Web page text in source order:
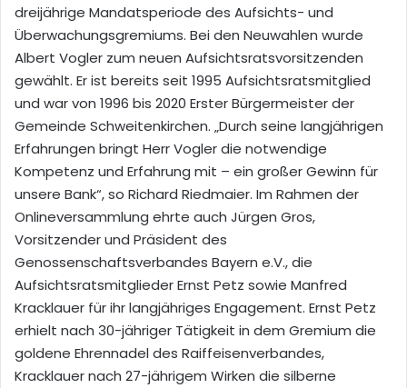
dreijährige Mandatsperiode des Aufsichts- und
Überwachungsgremiums. Bei den Neuwahlen wurde
Albert Vogler zum neuen Aufsichtsratsvorsitzenden
gewählt. Er ist bereits seit 1995 Aufsichtsratsmitglied
und war von 1996 bis 2020 Erster Bürgermeister der
Gemeinde Schweitenkirchen. „Durch seine langjährigen
Erfahrungen bringt Herr Vogler die notwendige
Kompetenz und Erfahrung mit – ein großer Gewinn für
unsere Bank“, so Richard Riedmaier. Im Rahmen der
Onlineversammlung ehrte auch Jürgen Gros,
Vorsitzender und Präsident des
Genossenschaftsverbandes Bayern e.V., die
Aufsichtsratsmitglieder Ernst Petz sowie Manfred
Kracklauer für ihr langjähriges Engagement. Ernst Petz
erhielt nach 30-jähriger Tätigkeit in dem Gremium die
goldene Ehrennadel des Raiffeisenverbandes,
Kracklauer nach 27-jährigem Wirken die silberne